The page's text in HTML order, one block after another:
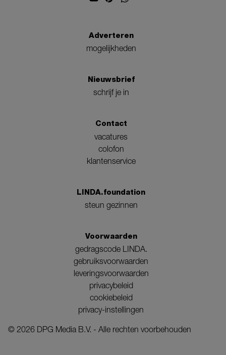
Adverteren
mogelijkheden
Nieuwsbrief
schrijf je in
Contact
vacatures
colofon
klantenservice
LINDA.foundation
steun gezinnen
Voorwaarden
gedragscode LINDA.
gebruiksvoorwaarden
leveringsvoorwaarden
privacybeleid
cookiebeleid
privacy-instellingen
© 2026 DPG Media B.V. - Alle rechten voorbehouden